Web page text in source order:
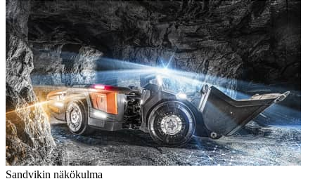
Sandvikin näkökulma